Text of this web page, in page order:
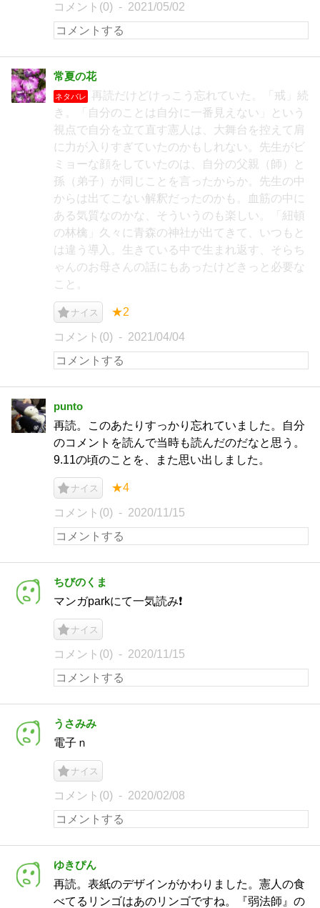
コメント(0) 2021/05/02
常夏の花
ネタバレ
再読だけどけっこう忘れていた。「戒」続
き。「自分のことは自分に一番見えない」という
視点で自分を立て直す憲人は、大舞台を控えて肩
に力が入りすぎていたのかもしれない。先生がビ
ミョーな顔をしていたのは、自分の父親（師）と
孫（弟子）が同じことを言ったからか。先生の中
からは出てこない解釈だったのかも。血筋の中に
ある気質なのかな、そういうのも楽しい。「紐頓
の林檎」久々に青森の神社が出てきて、いつもと
は違う導入。生きている中で生まれ返す、そらち
ゃんのお母さんの話にもあったけどきっと必要な
こと。
ナイス ★2
コメント(0) 2021/04/04
punto
再読。このあたりすっかり忘れていました。自分
のコメントを読んで当時も読んだのだなと思う。
9.11の頃のことを、また思い出しました。
ナイス ★4
コメント(0) 2020/11/15
ちびのくま
マンガparkにて一気読み❗
ナイス
コメント(0) 2020/11/15
うさみみ
電子ｎ
ナイス
コメント(0) 2020/02/08
ゆきぴん
再読。表紙のデザインがかわりました。憲人の食
べてるリンゴはあのリンゴですね。『弱法師』の